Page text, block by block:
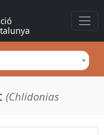
(Chlidonias